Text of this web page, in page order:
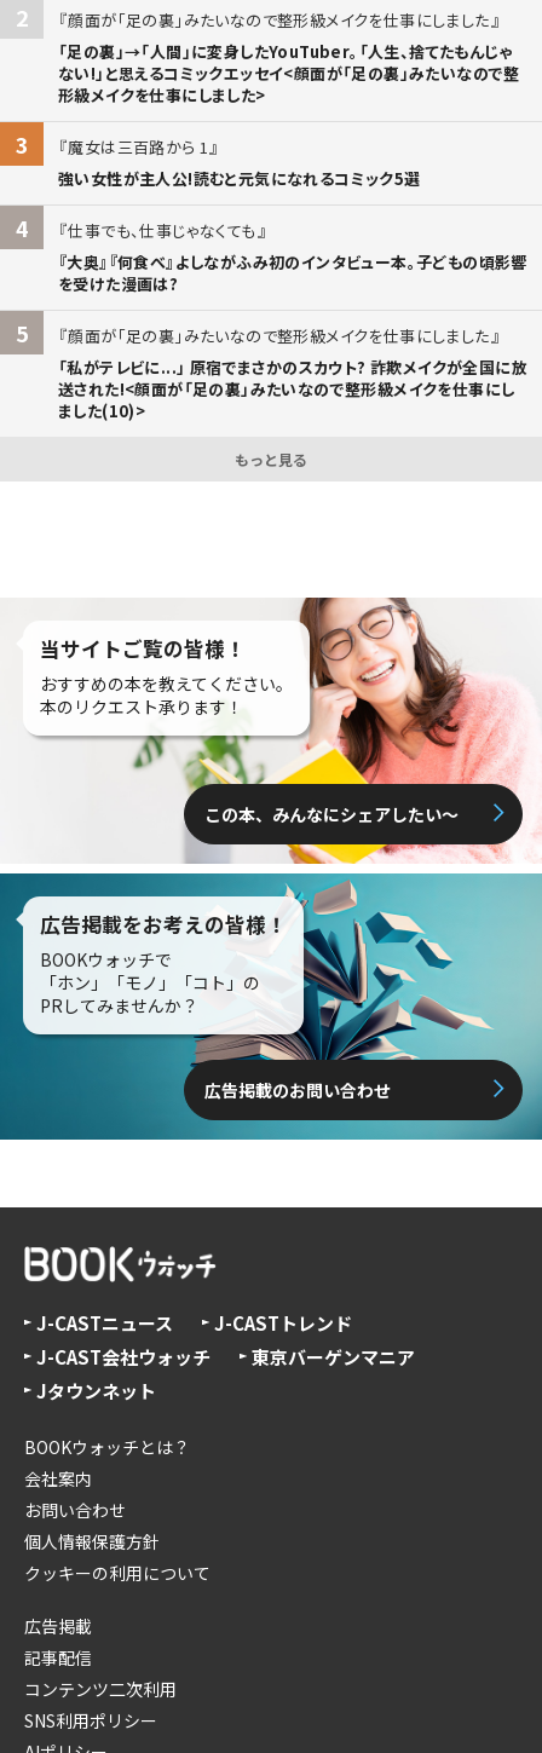
2
顔面が「足の裏」みたいなので整形級メイクを仕事にしました
「足の裏」→「人間」に変身したYouTuber。「人生、捨てたもんじゃ
ない!」と思えるコミックエッセイ<顔面が「足の裏」みたいなので整
形級メイクを仕事にしました>
3
魔女は三百路から 1
強い女性が主人公!読むと元気になれるコミック5選
4
仕事でも、仕事じゃなくても
『大奥』『何食べ』よしながふみ初のインタビュー本。子どもの頃影響
を受けた漫画は?
5
顔面が「足の裏」みたいなので整形級メイクを仕事にしました
「私がテレビに...」 原宿でまさかのスカウト? 詐欺メイクが全国に放
送された!<顔面が「足の裏」みたいなので整形級メイクを仕事にし
ました(10)>
もっと見る
当サイトご覧の皆様！
おすすめの本を教えてください。
本のリクエスト承ります！
この本、みんなにシェアしたい〜
広告掲載をお考えの皆様！
BOOKウォッチで
「ホン」「モノ」「コト」の
PRしてみませんか？
広告掲載のお問い合わせ
J-CASTニュース
J-CASTトレンド
J-CAST会社ウォッチ
東京バーゲンマニア
Jタウンネット
BOOKウォッチとは？
会社案内
お問い合わせ
個人情報保護方針
クッキーの利用について
広告掲載
記事配信
コンテンツ二次利用
SNS利用ポリシー